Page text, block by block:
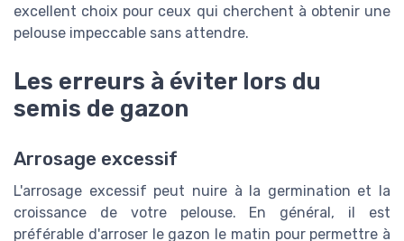
excellent choix pour ceux qui cherchent à obtenir une
pelouse impeccable sans attendre.
Les erreurs à éviter lors du
semis de gazon
Arrosage excessif
L'arrosage excessif peut nuire à la germination et la
croissance de votre pelouse. En général, il est
préférable d'arroser le gazon le matin pour permettre à